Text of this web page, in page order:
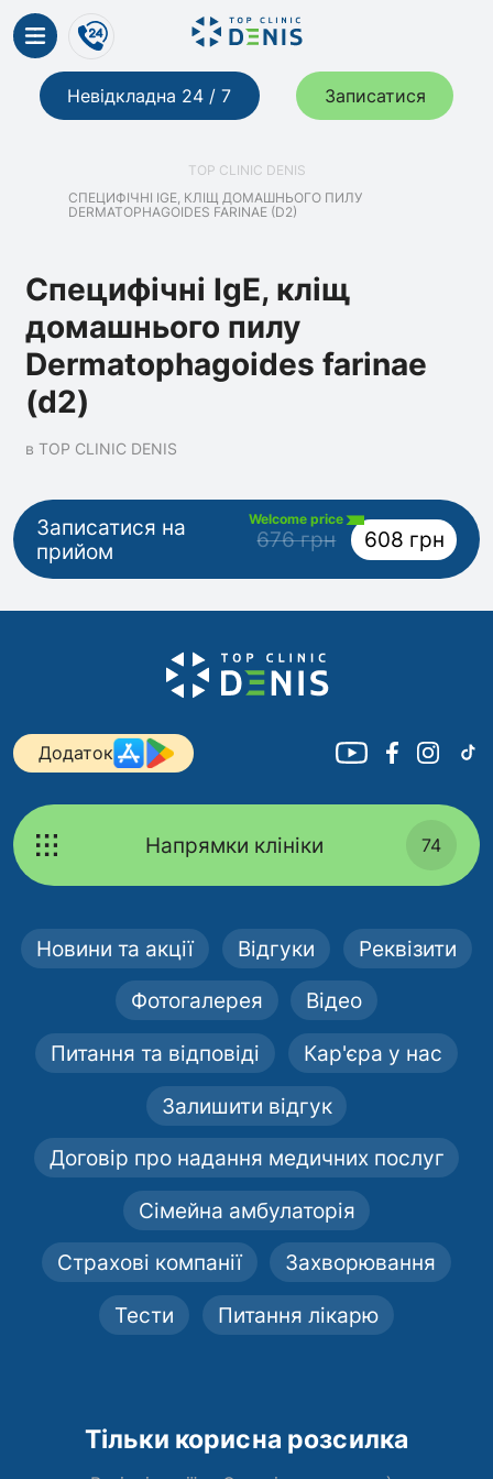
Невідкладна 24 / 7 Записатися
TOP CLINIC DENIS
СПЕЦИФІЧНІ IGE, КЛІЩ ДОМАШНЬОГО ПИЛУ
DERMATOPHAGOIDES FARINAE (D2)
Специфічні IgE, кліщ
домашнього пилу
Dermatophagoides farinae
(d2)
в TOP CLINIC DENIS
Записатися на
прийом
Welcome price
676 грн 608 грн
Додаток
Напрямки клініки 74
Новини та акції Відгуки Реквізити
Фотогалерея Відео
Питання та відповіді Кар'єра у нас
Залишити відгук
Договір про надання медичних послуг
Сімейна амбулаторія
Страхові компанії Захворювання
Тести Питання лікарю
Тільки корисна розсилка